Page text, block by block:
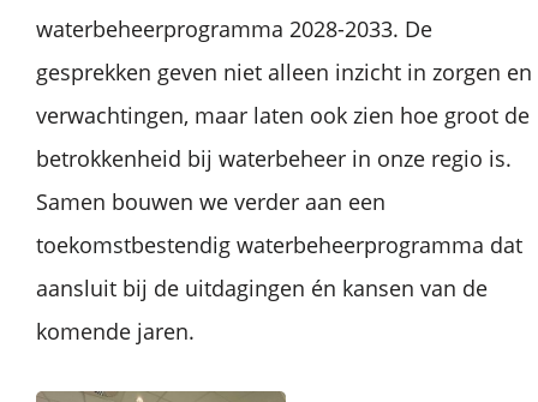
waterbeheerprogramma 2028-2033. De
gesprekken geven niet alleen inzicht in zorgen en
verwachtingen, maar laten ook zien hoe groot de
betrokkenheid bij waterbeheer in onze regio is.
Samen bouwen we verder aan een
toekomstbestendig waterbeheerprogramma dat
aansluit bij de uitdagingen én kansen van de
komende jaren.